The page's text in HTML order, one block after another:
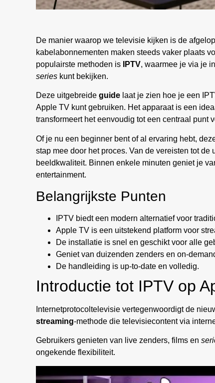
De manier waarop we televisie kijken is de
kabelabonnementen maken steeds vaker plaats
populairste methoden is
IPTV, waarmee je via je
series kunt bekijken.
Deze uitgebreide guide laat je zien hoe je een
Apple TV kunt gebruiken. Het apparaat is een
transformeert het eenvoudig tot een centraal punt
Of je nu een beginner bent of al ervaring hebt,
stap mee door het proces. Van de vereisten tot
beeldkwaliteit. Binnen enkele minuten geniet je
entertainment.
Belangrijkste Punten
IPTV biedt een modern alternatief voor
Apple TV is een uitstekend platform voor
De installatie is snel en geschikt voor alle
Geniet van duizenden zenders en on-
De handleiding is up-to-date en volledig.
Introductie tot IPTV op
Internetprotocoltelevisie vertegenwoordigt de
streaming-methode die televisiecontent via
Gebruikers genieten van live zenders, films en
ongekende flexibiliteit.